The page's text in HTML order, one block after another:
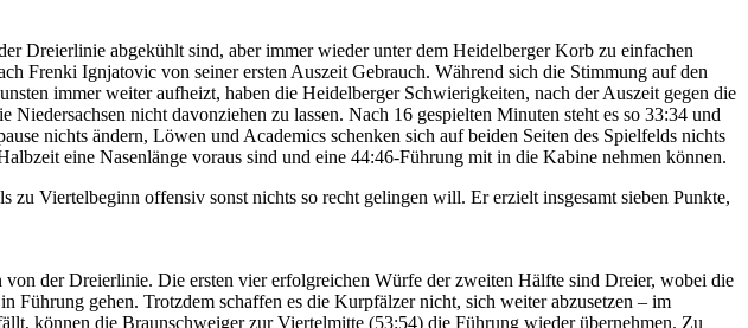
Dreierlinie abgekühlt sind, aber immer wieder unter dem Heidelberger Korb zu einfachen
Frenki Ignjatovic von seiner ersten Auszeit Gebrauch. Während sich die Stimmung auf den
immer weiter aufheizt, haben die Heidelberger Schwierigkeiten, nach der Auszeit gegen die
nicht davonziehen zu lassen. Nach 16 gespielten Minuten steht es so 33:34 und
nichts ändern, Löwen und Academics schenken sich auf beiden Seiten des Spielfelds nichts
eine Nasenlänge voraus sind und eine 44:46-Führung mit in die Kabine nehmen können.
Viertelbeginn offensiv sonst nichts so recht gelingen will. Er erzielt insgesamt sieben Punkte,
der Dreierlinie. Die ersten vier erfolgreichen Würfe der zweiten Hälfte sind Dreier, wobei die
gehen. Trotzdem schaffen es die Kurpfälzer nicht, sich weiter abzusetzen – im
können die Braunschweiger zur Viertelmitte (53:54) die Führung wieder übernehmen. Zu